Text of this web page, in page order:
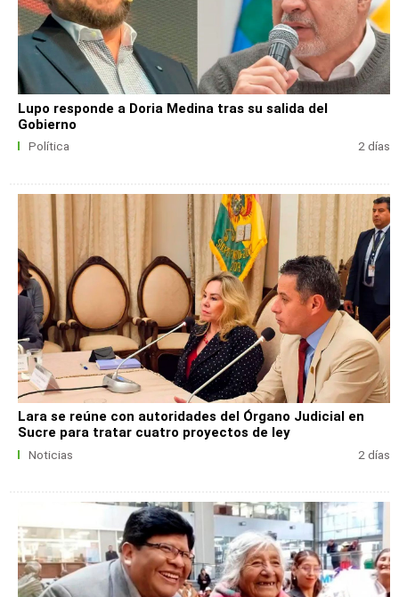
Lupo responde a Doria Medina tras su salida del
Gobierno
Política 2 días
Lara se reúne con autoridades del Órgano Judicial en
Sucre para tratar cuatro proyectos de ley
Noticias 2 días